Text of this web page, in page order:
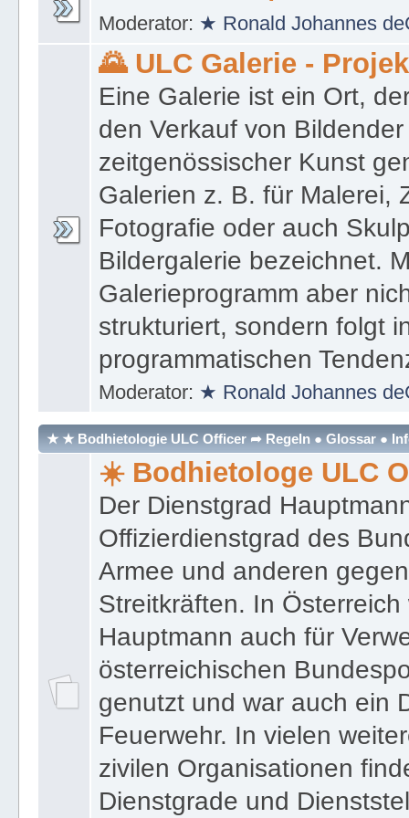
Moderator: ★ Ronald Johannes
🌄 ULC Galerie -
Eine Galerie ist ein Ort,
den Verkauf von
zeitgenössischer Kunst
Galerien z. B. für Malerei,
Fotografie oder auch
Bildergalerie bezeichnet.
Galerieprogramm aber
strukturiert, sondern folgt
programmatischen
Moderator: ★ Ronald Johannes
★ ★ Bodhietologie ULC Officer ➦ Regeln ● Glossar ●
☀️ Bodhietologe ULC
Der Dienstgrad
Offizierdienstgrad des
Armee und anderen
Streitkräften. In
Hauptmann auch für
österreichischen
genutzt und war auch ein
Feuerwehr. In vielen
zivilen Organisationen
Dienstgrade und